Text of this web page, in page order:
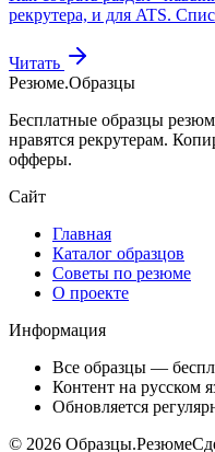
рекрутера, и для ATS.
Читать
Резюме.Образцы
Бесплатные образцы
нравятся рекрутерам.
офферы.
Сайт
Главная
Каталог образцов
Советы по резюме
О проекте
Информация
Все образцы —
Контент на русском
Обновляется
© 2026 Образцы.Резюме